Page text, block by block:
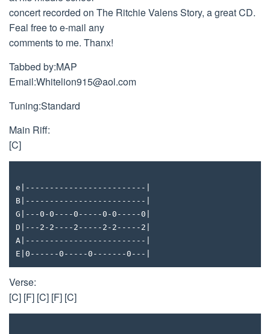
concert recorded on The Ritchie Valens Story, a great CD.
Feal free to e-mail any
comments to me. Thanx!
Tabbed by:MAP
Email:Whitelion915@aol.com
Tuning:Standard
Main Riff:
[C]
e|-------------------------|
B|-------------------------|
G|---0-0----0-----0-0-----0|
D|---2-2----2-----2-2-----2|
A|-------------------------|
E|0------0-----0-------0---|
Verse:
[C] [F] [C] [F] [C]